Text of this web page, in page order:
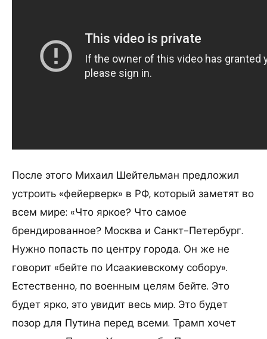
После этого Михаил Шейтельман предложил
устроить «фейерверк» в РФ, который заметят во
всем мире: «Что яркое? Что самое
брендированное? Москва и Санкт-Петербург.
Нужно попасть по центру города. Он же не
говорит «бейте по Исаакиевскому собору».
Естественно, по военным целям бейте. Это
будет ярко, это увидит весь мир. Это будет
позор для Путина перед всеми. Трамп хочет